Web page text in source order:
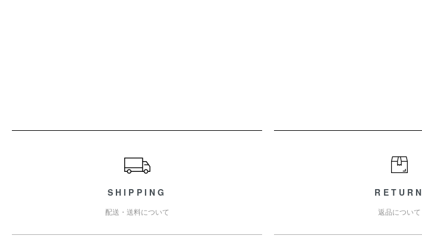
ショッピングガイド
SHIPPING
配送・送料について
RETURN
返品について